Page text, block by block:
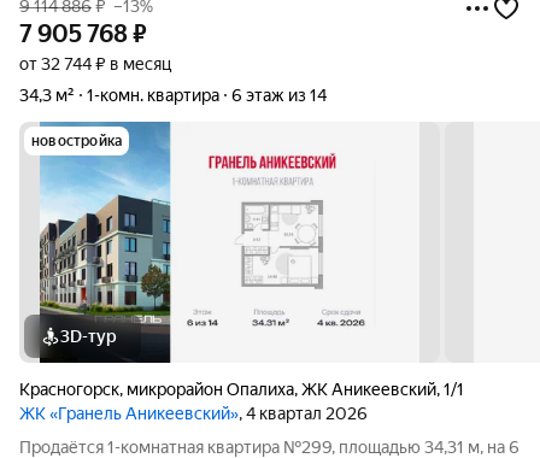
9 114 886₽ –13%
7 905 768₽
от 32 744 ₽ в месяц
34,3 м²
1-комн. квартира 6 этаж из 14
новостройка
3D-тур
Красногорск, микрорайон Опалиха,ЖК Аникеевский,1/1
ЖК «Гранель Аникеевский», 4 квартал 2026
Продаётся 1-комнатная квартира №299, площадью 34,31 м, на 6